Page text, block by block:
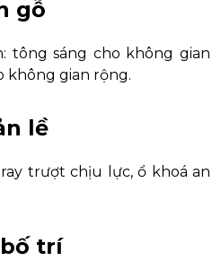
gỗ
tông sáng cho không gian
không gian rộng.
lề
trượt chịu lực, ổ khoá an
trí